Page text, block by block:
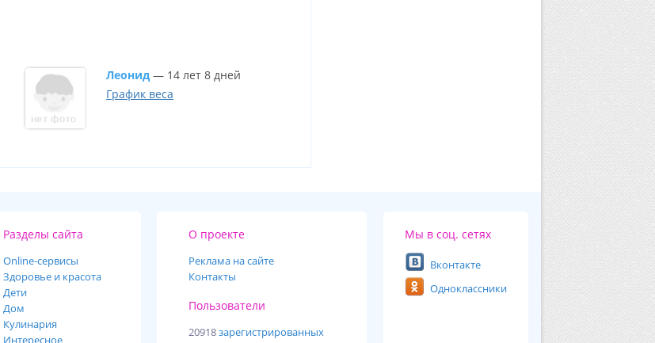
Леонид — 14 лет 8 дней
График веса
Разделы сайта
Online-cервисы
Здоровье и красота
Дети
Дом
Кулинария
Интересное
О проекте
Реклама на сайте
Контакты
Пользователи
20918зарегистрированных
Мы в соц. сетях
Вконтакте
Одноклассники